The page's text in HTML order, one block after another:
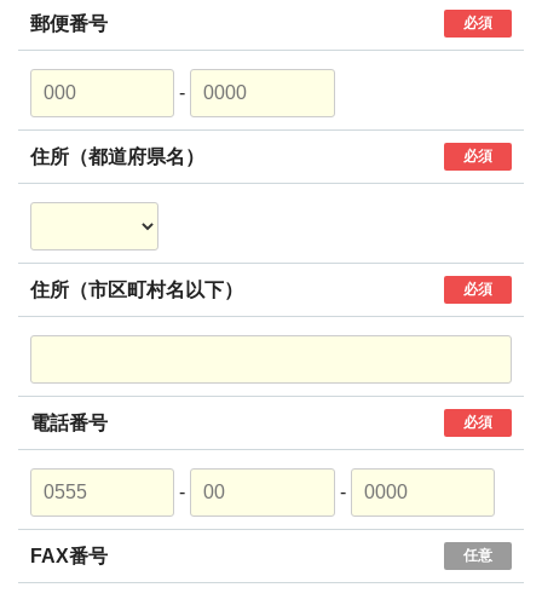
郵便番号 必須
-
住所（都道府県名） 必須
住所（市区町村名以下） 必須
電話番号 必須
- -
FAX番号 任意